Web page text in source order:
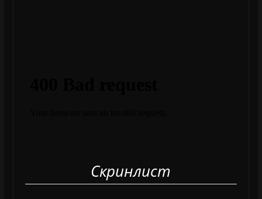
Скринлист